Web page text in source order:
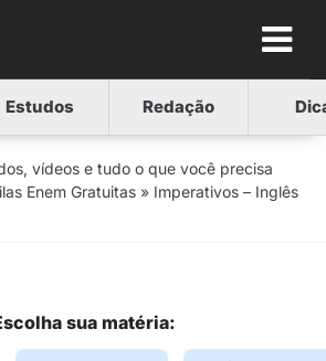
Estudos Redação
vídeos e tudo o que você precisa
Enem Gratuitas » Imperativos – Inglês
sua matéria: